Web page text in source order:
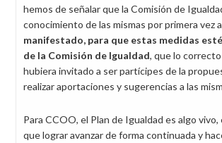
hemos de señalar que la Comisión de
conocimiento de las mismas por primera vez
manifestado, para que estas medidas
de la Comisión de Igualdad, que lo
hubiera invitado a ser partícipes de la
realizar aportaciones y sugerencias a las
Para CCOO, el Plan de Igualdad es algo vivo,
que lograr avanzar de forma continuada y